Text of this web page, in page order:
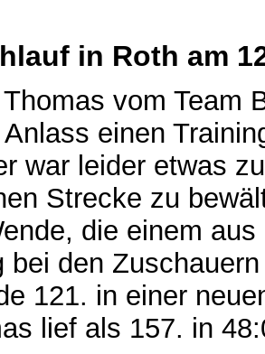
in Roth am
vom Team
einen
war leider etwas
Strecke zu
die einem
bei den
121. in einer
lief als 157. in